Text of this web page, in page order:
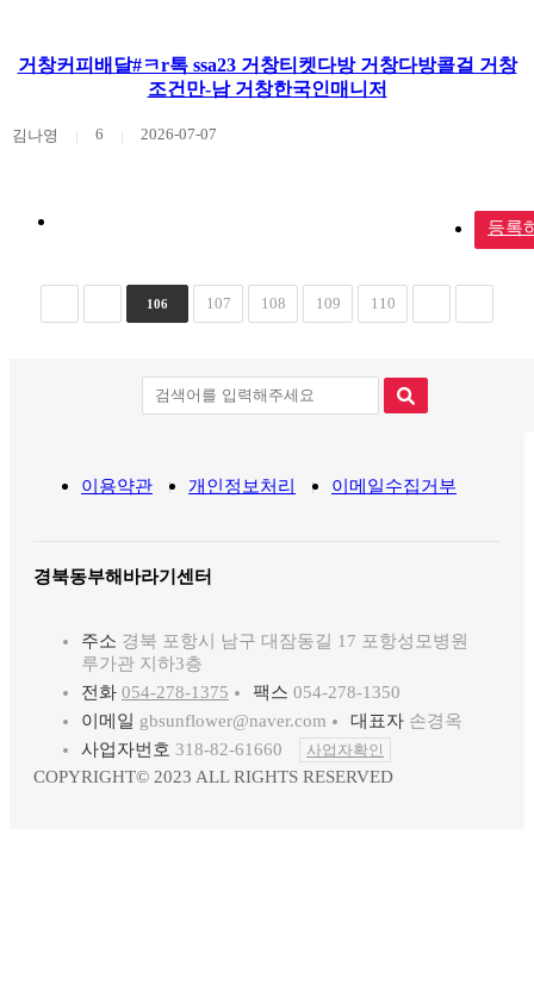
거창커피배달#ㅋr톡 ssa23 거창티켓다방 거창다방콜걸 거창
조건만-남 거창한국인매니저
김나영 6 2026-07-07
등록
106 107 108 109 110
이용약관 개인정보처리 이메일수집거부
경북동부해바라기센터
주소 경북 포항시 남구 대잠동길 17 포항성모병원
루가관 지하3층
전화 054-278-1375 팩스 054-278-1350
이메일 gbsunflower@naver.com 대표자 손경옥
사업자번호 318-82-61660 사업자확인
COPYRIGHT© 2023 ALL RIGHTS RESERVED